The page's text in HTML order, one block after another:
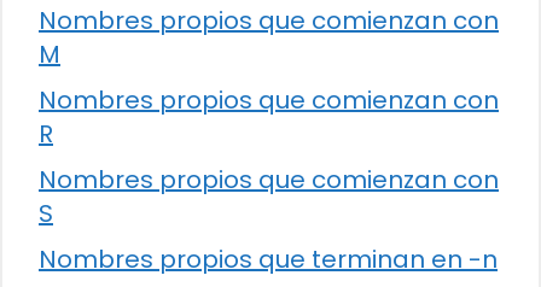
Nombres propios que comienzan con
M
Nombres propios que comienzan con
R
Nombres propios que comienzan con
S
Nombres propios que terminan en -n